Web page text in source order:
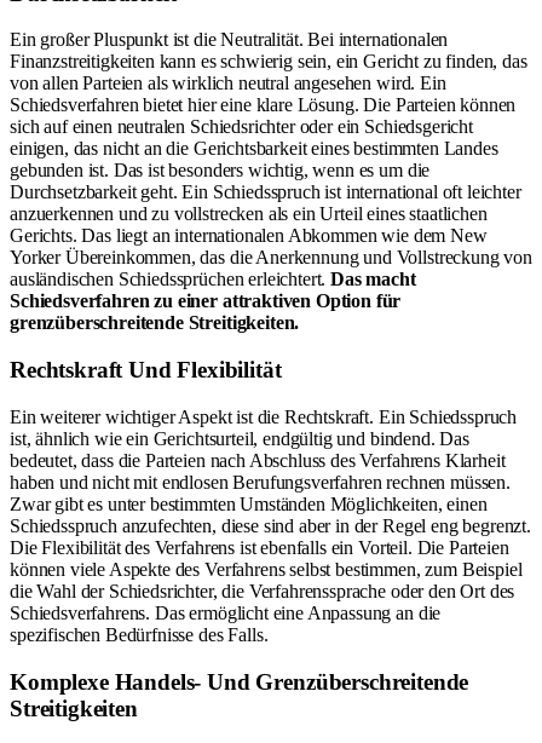
Ein großer Pluspunkt ist die Neutralität. Bei internationalen
Finanzstreitigkeiten kann es schwierig sein, ein Gericht zu finden, das
von allen Parteien als wirklich neutral angesehen wird. Ein
Schiedsverfahren bietet hier eine klare Lösung. Die Parteien können
sich auf einen neutralen Schiedsrichter oder ein Schiedsgericht
einigen, das nicht an die Gerichtsbarkeit eines bestimmten Landes
gebunden ist. Das ist besonders wichtig, wenn es um die
Durchsetzbarkeit geht. Ein Schiedsspruch ist international oft leichter
anzuerkennen und zu vollstrecken als ein Urteil eines staatlichen
Gerichts. Das liegt an internationalen Abkommen wie dem New
Yorker Übereinkommen, das die Anerkennung und Vollstreckung von
ausländischen Schiedssprüchen erleichtert.Das macht
Schiedsverfahren zu einer attraktiven Option für
grenzüberschreitende Streitigkeiten.
Rechtskraft Und Flexibilität
Ein weiterer wichtiger Aspekt ist die Rechtskraft. Ein Schiedsspruch
ist, ähnlich wie ein Gerichtsurteil, endgültig und bindend. Das
bedeutet, dass die Parteien nach Abschluss des Verfahrens Klarheit
haben und nicht mit endlosen Berufungsverfahren rechnen müssen.
Zwar gibt es unter bestimmten Umständen Möglichkeiten, einen
Schiedsspruch anzufechten, diese sind aber in der Regel eng begrenzt.
Die Flexibilität des Verfahrens ist ebenfalls ein Vorteil. Die Parteien
können viele Aspekte des Verfahrens selbst bestimmen, zum Beispiel
die Wahl der Schiedsrichter, die Verfahrenssprache oder den Ort des
Schiedsverfahrens. Das ermöglicht eine Anpassung an die
spezifischen Bedürfnisse des Falls.
Komplexe Handels- Und Grenzüberschreitende
Streitigkeiten